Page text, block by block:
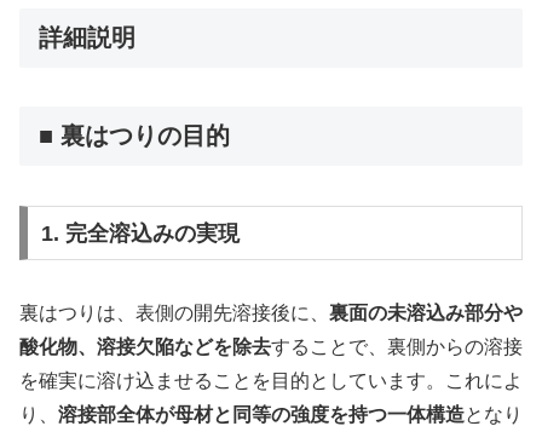
詳細説明
■ 裏はつりの目的
1. 完全溶込みの実現
裏はつりは、表側の開先溶接後に、 裏面の未溶込み部分や
酸化物、溶接欠陥などを除去することで、裏側からの溶接
を確実に溶け込ませることを目的としています。これによ
り、 溶接部全体が母材と同等の強度を持つ一体構造となり